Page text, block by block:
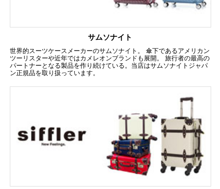
サムソナイト
世界的スーツケースメーカーのサムソナイト。 傘下であるアメリカン
ツーリスターや近年ではカメレオンブランドも展開。 旅行者の最高の
パートナーとなる製品を作り続けている。当店はサムソナイトジャパ
ン正規品を取り扱っています。